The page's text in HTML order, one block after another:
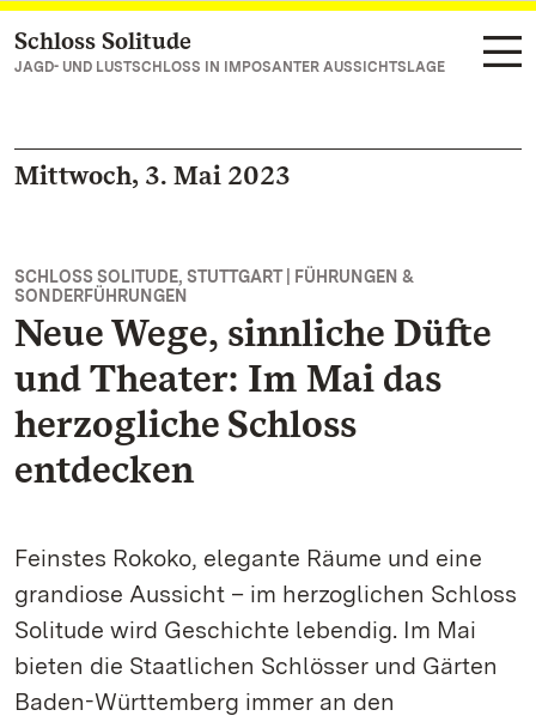
Zum Hauptinhalt springen
Schloss Solitude
JAGD- UND LUSTSCHLOSS IN IMPOSANTER AUSSICHTSLAGE
Mittwoch, 3. Mai 2023
SCHLOSS SOLITUDE, STUTTGART | FÜHRUNGEN &
SONDERFÜHRUNGEN
Neue Wege, sinnliche Düfte
und Theater: Im Mai das
herzogliche Schloss
entdecken
Feinstes Rokoko, elegante Räume und eine
grandiose Aussicht – im herzoglichen Schloss
Solitude wird Geschichte lebendig. Im Mai
bieten die Staatlichen Schlösser und Gärten
Baden-Württemberg immer an den